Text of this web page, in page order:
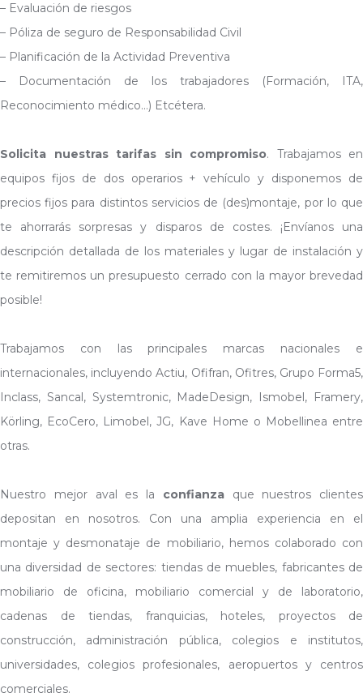
– Evaluación de riesgos
– Póliza de seguro de Responsabilidad Civil
– Planificación de la Actividad Preventiva
– Documentación de los trabajadores (Formación, ITA,
Reconocimiento médico…) Etcétera.
Solicita nuestras tarifas sin compromiso. Trabajamos en
equipos fijos de dos operarios + vehículo y disponemos de
precios fijos para distintos servicios de (des)montaje, por lo que
te ahorrarás sorpresas y disparos de costes. ¡Envíanos una
descripción detallada de los materiales y lugar de instalación y
te remitiremos un presupuesto cerrado con la mayor brevedad
posible!
Trabajamos con las principales marcas nacionales e
internacionales, incluyendo Actiu, Ofifran, Ofitres, Grupo Forma5,
Inclass, Sancal, Systemtronic, MadeDesign, Ismobel, Framery,
Körling, EcoCero, Limobel, JG, Kave Home o Mobellinea entre
otras.
Nuestro mejor aval es la confianzaque nuestros clientes
depositan en nosotros. Con una amplia experiencia en el
montaje y desmonataje de mobiliario, hemos colaborado con
una diversidad de sectores: tiendas de muebles, fabricantes de
mobiliario de oficina, mobiliario comercial y de laboratorio,
cadenas de tiendas, franquicias, hoteles, proyectos de
construcción, administración pública, colegios e institutos,
universidades, colegios profesionales, aeropuertos y centros
comerciales.